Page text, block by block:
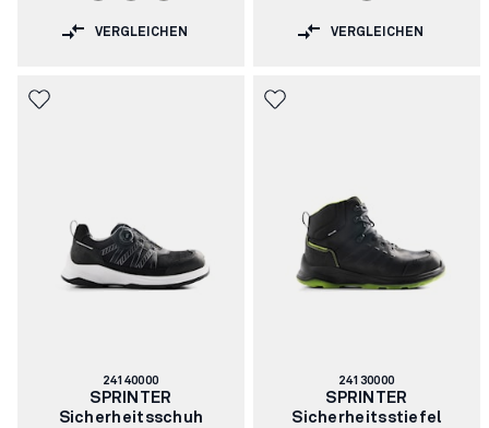
VERGLEICHEN VERGLEICHEN
Artikelnummer:
24140000
SPRINTER
Sicherheitsschuh
Artikelnummer:
24130000
SPRINTER
Sicherheitsstiefel